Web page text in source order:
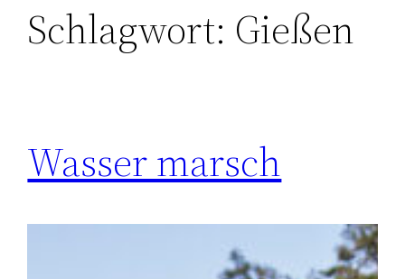
Schlagwort: Gießen
Wasser marsch